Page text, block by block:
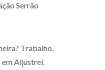
Serrão
Trabalho,
Aljustrel.